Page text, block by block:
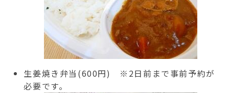
生姜焼き弁当(600円) ※2日前まで事前予約が
必要です。